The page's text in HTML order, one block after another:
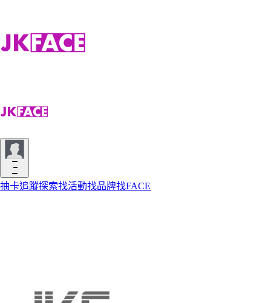
抽卡追蹤探索找活動找品牌找FACE